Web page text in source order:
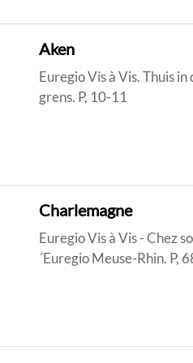
Aken
Euregio Vis à Vis. Thuis
grens. P, 10-11
Charlemagne
Euregio Vis à Vis - Chez
´Euregio Meuse-Rhin. P,